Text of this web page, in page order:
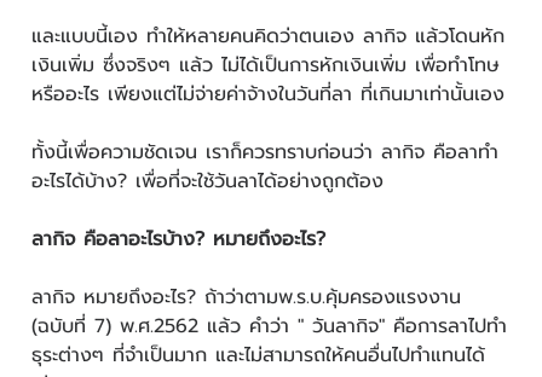
และแบบนี้เอง ทำให้หลายคนคิดว่าตนเอง ลากิจ แล้วโดนหัก
เงินเพิ่ม ซึ่งจริงๆ แล้ว ไม่ได้เป็นการหักเงินเพิ่ม เพื่อทำโทษ
หรืออะไร เพียงแต่ไม่จ่ายค่าจ้างในวันที่ลา ที่เกินมาเท่านั้นเอง
ทั้งนี้เพื่อความชัดเจน เราก็ควรทราบก่อนว่า ลากิจ คือลาทำ
อะไรได้บ้าง? เพื่อที่จะใช้วันลาได้อย่างถูกต้อง
ลากิจ คือลาอะไรบ้าง? หมายถึงอะไร?
ลากิจ หมายถึงอะไร? ถ้าว่าตามพ.ร.บ.คุ้มครองแรงงาน
(ฉบับที่ 7) พ.ศ.2562 แล้ว คำว่า " วันลากิจ" คือการลาไปทำ
ธุระต่างๆ ที่จำเป็นมาก และไม่สามารถให้คนอื่นไปทำแทนได้